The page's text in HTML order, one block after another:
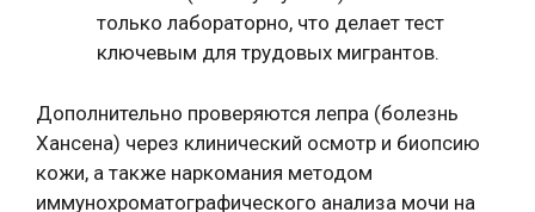
только лабораторно, что делает тест
ключевым для трудовых мигрантов.
Дополнительно проверяются лепра (болезнь
Хансена) через клинический осмотр и биопсию
кожи, а также наркомания методом
иммунохроматографического анализа мочи на